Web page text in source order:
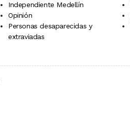
Independiente Medellín
Opinión
Personas desaparecidas y
extraviadas